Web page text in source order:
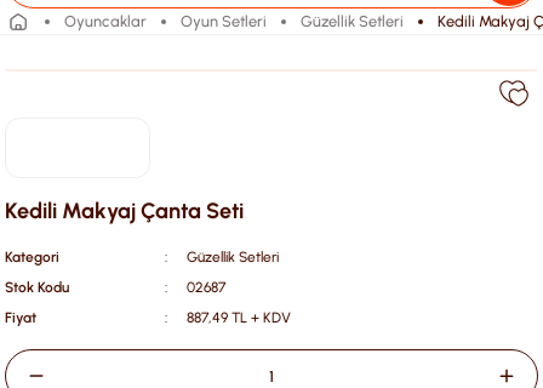
Oyuncaklar Oyun Setleri Güzellik Setleri Kedili Makyaj
Kedili Makyaj Çanta Seti
Kategori
Güzellik Setleri
Stok Kodu
02687
Fiyat
887,49 TL + KDV